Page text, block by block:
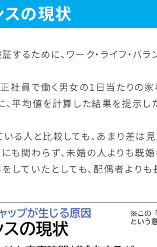
スの現状
するために、ワーク・ライフ・バ
正社員で働く男女の1日当たりの
平均値を計算した結果を提示し
る人と比較しても、あまり差は見
にも関わらず、未婚の人よりも既
していたとしても、配偶者より